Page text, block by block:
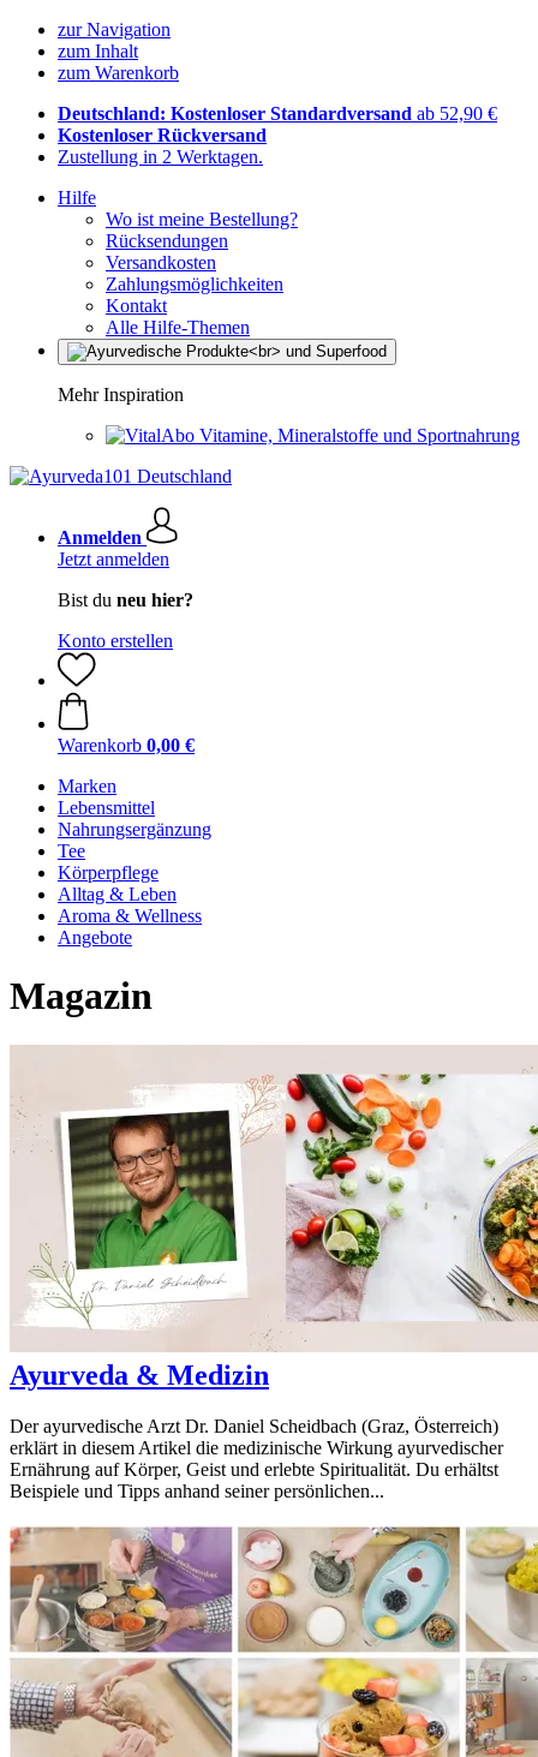
zur Navigation
zum Inhalt
zum Warenkorb
Deutschland: Kostenloser Standardversand ab 52,90 €
Kostenloser Rückversand
Zustellung in 2 Werktagen.
Hilfe
Wo ist meine Bestellung?
Rücksendungen
Versandkosten
Zahlungsmöglichkeiten
Kontakt
Alle Hilfe-Themen
Mehr Inspiration
Vitamine, Mineralstoffe und Sportnahrung
Anmelden
Jetzt anmelden
Bist du neu hier?
Konto erstellen
Warenkorb 0,00 €
Marken
Lebensmittel
Nahrungsergänzung
Tee
Körperpflege
Alltag & Leben
Aroma & Wellness
Angebote
Magazin
Ayurveda & Medizin
Der ayurvedische Arzt Dr. Daniel Scheidbach (Graz, Österreich)
erklärt in diesem Artikel die medizinische Wirkung ayurvedischer
Ernährung auf Körper, Geist und erlebte Spiritualität. Du erhältst
Beispiele und Tipps anhand seiner persönlichen...